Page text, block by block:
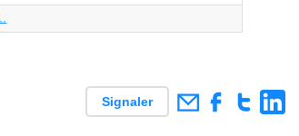
Signaler